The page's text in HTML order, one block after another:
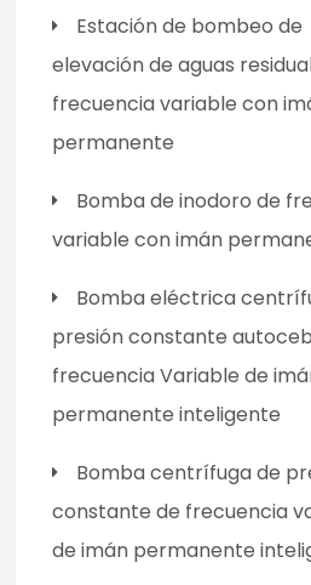
Estación de bombeo de
elevación de aguas
frecuencia variable con
permanente
Bomba de inodoro de
variable con imán
Bomba eléctrica
presión constante
frecuencia Variable de
permanente inteligente
Bomba centrífuga de
constante de frecuencia
de imán permanente